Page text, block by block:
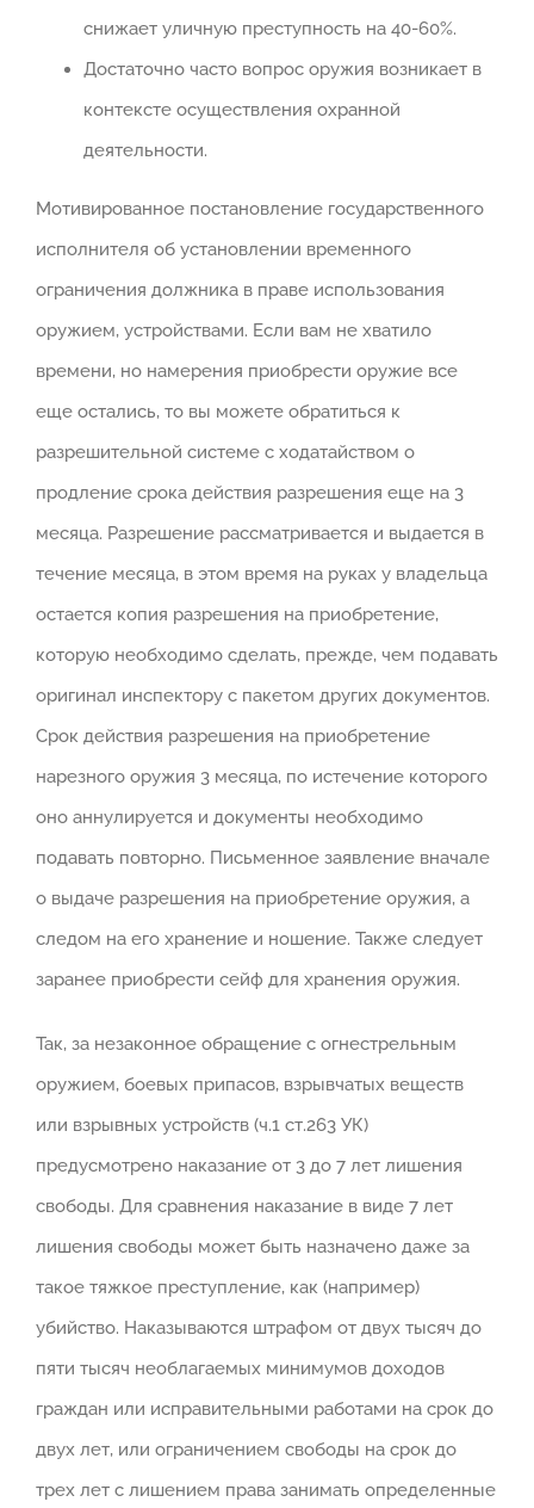
снижает уличную преступность на 40-60%.
Достаточно часто вопрос оружия возникает в
контексте осуществления охранной
деятельности.
Мотивированное постановление государственного
исполнителя об установлении временного
ограничения должника в праве использования
оружием, устройствами. Если вам не хватило
времени, но намерения приобрести оружие все
еще остались, то вы можете обратиться к
разрешительной системе с ходатайством о
продление срока действия разрешения еще на 3
месяца. Разрешение рассматривается и выдается в
течение месяца, в этом время на руках у владельца
остается копия разрешения на приобретение,
которую необходимо сделать, прежде, чем подавать
оригинал инспектору с пакетом других документов.
Срок действия разрешения на приобретение
нарезного оружия 3 месяца, по истечение которого
оно аннулируется и документы необходимо
подавать повторно. Письменное заявление вначале
о выдаче разрешения на приобретение оружия, а
следом на его хранение и ношение. Также следует
заранее приобрести сейф для хранения оружия.
Так, за незаконное обращение с огнестрельным
оружием, боевых припасов, взрывчатых веществ
или взрывных устройств (ч.1 ст.263 УК)
предусмотрено наказание от 3 до 7 лет лишения
свободы. Для сравнения наказание в виде 7 лет
лишения свободы может быть назначено даже за
такое тяжкое преступление, как (например)
убийство. Наказываются штрафом от двух тысяч до
пяти тысяч необлагаемых минимумов доходов
граждан или исправительными работами на срок до
двух лет, или ограничением свободы на срок до
трех лет с лишением права занимать определенные